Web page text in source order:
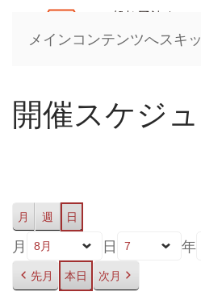
メインコンテンツへスキ
開催スケジ
月 週 日
月 日 年
先月 本日 次月